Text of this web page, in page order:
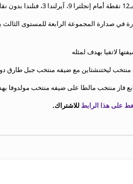
صدارة المجموعة الرابعة للمستوى الثالث
لاتفيا بهدف لمثله
منتخب ليختنشتاين مع ضيفه منتخب جبل طارق
فاز منتخب مالطا على ضيفه منتخب مولدوفا
على هذا الرابط للاشتراك.